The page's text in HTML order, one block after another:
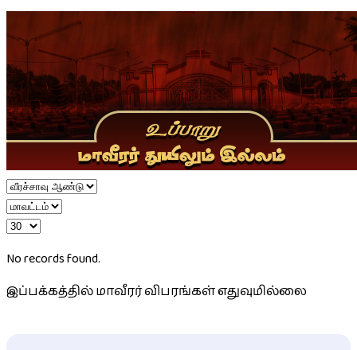
No records found.
இப்பக்கத்தில் மாவீரர் விபரங்கள் எதுவுமில்லை